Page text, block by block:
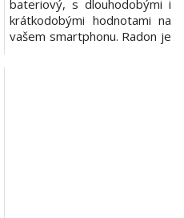
bateriový, s dlouhodobými i
krátkodobými hodnotami na
vašem smartphonu. Radon je